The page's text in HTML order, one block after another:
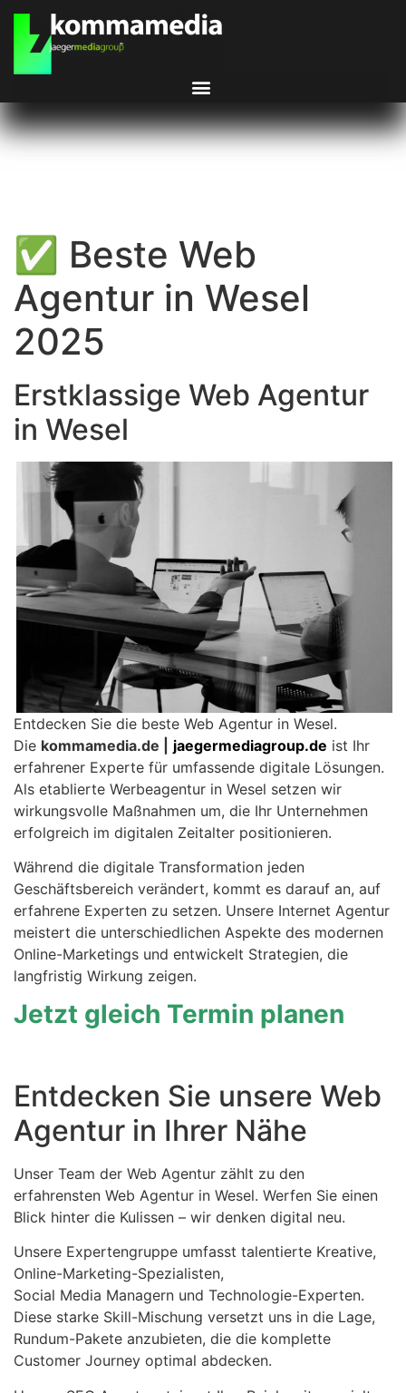
✅ Beste Web
Agentur in Wesel
2025
Erstklassige Web Agentur
in Wesel
Entdecken Sie die beste Web Agentur in Wesel.
Die kommamedia.de | jaegermediagroup.de ist Ihr
erfahrener Experte für umfassende digitale Lösungen.
Als etablierte Werbeagentur in Wesel setzen wir
wirkungsvolle Maßnahmen um, die Ihr Unternehmen
erfolgreich im digitalen Zeitalter positionieren.
Während die digitale Transformation jeden
Geschäftsbereich verändert, kommt es darauf an, auf
erfahrene Experten zu setzen. Unsere Internet Agentur
meistert die unterschiedlichen Aspekte des modernen
Online-Marketings und entwickelt Strategien, die
langfristig Wirkung zeigen.
Jetzt gleich Termin planen
Entdecken Sie unsere Web
Agentur in Ihrer Nähe
Unser Team der Web Agentur zählt zu den
erfahrensten Web Agentur in Wesel. Werfen Sie einen
Blick hinter die Kulissen – wir denken digital neu.
Unsere Expertengruppe umfasst talentierte Kreative,
Online-Marketing-Spezialisten,
Social Media Managern und Technologie-Experten.
Diese starke Skill-Mischung versetzt uns in die Lage,
Rundum-Pakete anzubieten, die die komplette
Customer Journey optimal abdecken.